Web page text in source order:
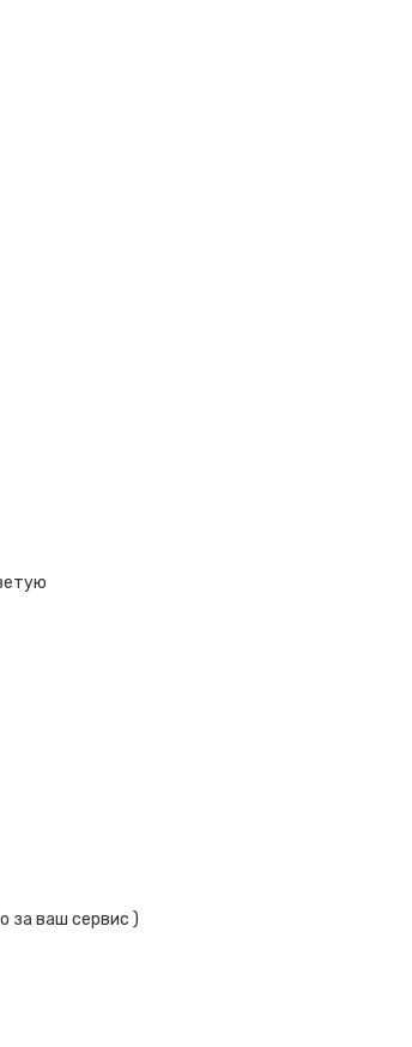
за ваш сервис )